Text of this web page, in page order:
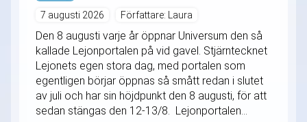
7 augusti 2026 Författare: Laura
Den 8 augusti varje år öppnar Universum den så
kallade Lejonportalen på vid gavel. Stjärntecknet
Lejonets egen stora dag, med portalen som
egentligen börjar öppnas så smått redan i slutet
av juli och har sin höjdpunkt den 8 augusti, för att
sedan stängas den 12-13/8. Lejonportalen...